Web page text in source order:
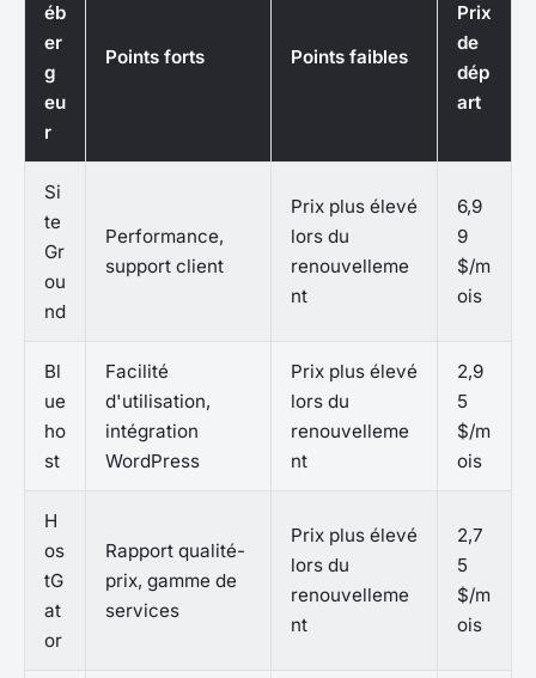
éb
er
g
eu
r
Points forts Points faibles
Prix
de
dép
art
Si
te
Gr
ou
nd
Performance,
support client
Prix plus élevé
lors du
renouvelleme
nt
6,9
9
$/m
ois
Bl
ue
ho
st
Facilité
d'utilisation,
intégration
WordPress
Prix plus élevé
lors du
renouvelleme
nt
2,9
5
$/m
ois
H
os
tG
at
or
Rapport qualité-
prix, gamme de
services
Prix plus élevé
lors du
renouvelleme
nt
2,7
5
$/m
ois